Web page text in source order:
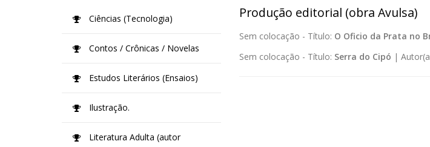
Produção editorial (obra Avulsa)
Sem colocação - Título: O Oficio da Prata no
Sem colocação - Título: Serra do Cipó |
Ciências (Tecnologia)
Contos / Crônicas / Novelas
Estudos Literários (Ensaios)
Ilustração.
Literatura Adulta (autor